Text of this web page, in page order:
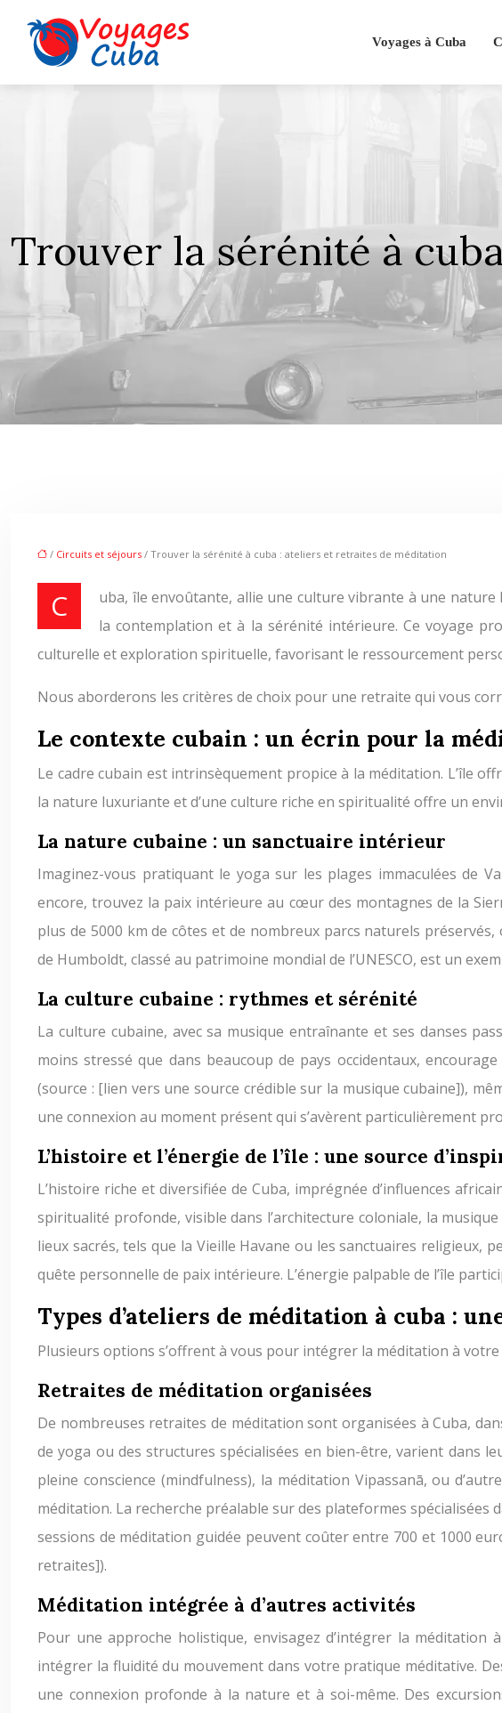
Voyages à Cuba
Trouver la sérénité à
/ Circuits et séjours / Trouver la sérénité à cuba : ateliers et retraites de méditation
Cuba, île envoûtante, allie une culture vibrante à une nature luxuriante. Ce paradoxe fascinant – l’effervescence urbaine côtoyant une beauté paisible – invite à
la contemplation et à la sérénité intérieure. Ce voyage
culturelle et exploration spirituelle, favorisant le ressourcement
Nous aborderons les critères de choix pour une retraite qui vous
Le contexte cubain : un écrin pour la
Le cadre cubain est intrinsèquement propice à la méditation. L’île
la nature luxuriante et d’une culture riche en spiritualité offre un
La nature cubaine : un sanctuaire intérieur
Imaginez-vous pratiquant le yoga sur les plages immaculées de
encore, trouvez la paix intérieure au cœur des montagnes de la
plus de 5000 km de côtes et de nombreux parcs naturels
de Humboldt, classé au patrimoine mondial de l’UNESCO, est un
La culture cubaine : rythmes et sérénité
La culture cubaine, avec sa musique entraînante et ses danses
moins stressé que dans beaucoup de pays occidentaux,
(source : [lien vers une source crédible sur la musique cubaine]),
une connexion au moment présent qui s’avèrent particulièrement
L’histoire et l’énergie de l’île : une source
L’histoire riche et diversifiée de Cuba, imprégnée d’influences
spiritualité profonde, visible dans l’architecture coloniale, la
lieux sacrés, tels que la Vieille Havane ou les sanctuaires religieux,
quête personnelle de paix intérieure. L’énergie palpable de l’île
Types d’ateliers de méditation à cuba :
Plusieurs options s’offrent à vous pour intégrer la méditation à
Retraites de méditation organisées
De nombreuses retraites de méditation sont organisées à Cuba,
de yoga ou des structures spécialisées en bien-être, varient dans
pleine conscience (mindfulness), la méditation Vipassanā, ou
méditation. La recherche préalable sur des plateformes
sessions de méditation guidée peuvent coûter entre 700 et 1000
retraites]).
Méditation intégrée à d’autres activités
Pour une approche holistique, envisagez d’intégrer la méditation
intégrer la fluidité du mouvement dans votre pratique méditative.
une connexion profonde à la nature et à soi-même. Des